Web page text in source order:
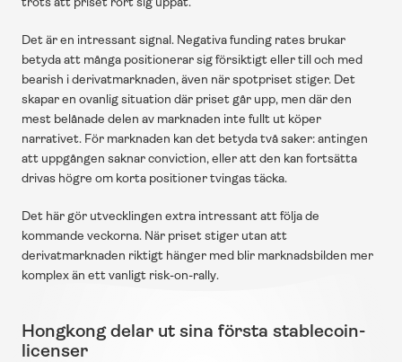
trots att priset rört sig uppåt.
Det är en intressant signal. Negativa funding rates brukar
betyda att många positionerar sig försiktigt eller till och med
bearish i derivatmarknaden, även när spotpriset stiger. Det
skapar en ovanlig situation där priset går upp, men där den
mest belånade delen av marknaden inte fullt ut köper
narrativet. För marknaden kan det betyda två saker: antingen
att uppgången saknar conviction, eller att den kan fortsätta
drivas högre om korta positioner tvingas täcka.
Det här gör utvecklingen extra intressant att följa de
kommande veckorna. När priset stiger utan att
derivatmarknaden riktigt hänger med blir marknadsbilden mer
komplex än ett vanligt risk-on-rally.
Hongkong delar ut sina första stablecoin-
licenser